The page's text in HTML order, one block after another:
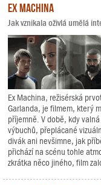
Ex Machina
Jak vznikala oživlá umělá
Ex Machina, režisérská
Garlanda, je filmem, který
příjemně. V době, kdy
výbuchů, přeplácané
divák ani nevšimne, jak
přichází na scénu tohle
zkrátka něco jiného, film